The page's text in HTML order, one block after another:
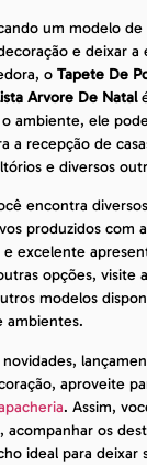
um modelo de
e deixar a
o Tapete De
Arvore De Natal
ambiente, ele
a recepção de
e diversos
encontra
produzidos com
excelente
opções, visite
modelos
ambientes.
aproveite
. Assim,
acompanhar os
ideal para deixar